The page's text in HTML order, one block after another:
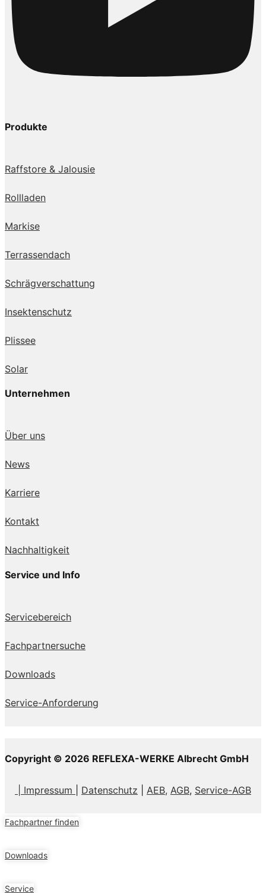
Produkte
Raffstore & Jalousie
Rollladen
Markise
Terrassendach
Schrägverschattung
Insektenschutz
Plissee
Solar
Unternehmen
Über uns
News
Karriere
Kontakt
Nachhaltigkeit
Service und Info
Servicebereich
Fachpartnersuche
Downloads
Service-Anforderung
Copyright © 2026 REFLEXA-WERKE Albrecht GmbH
| Impressum Datenschutz AEB, AGB, Service-AGB
Fachpartner finden
Downloads
Service